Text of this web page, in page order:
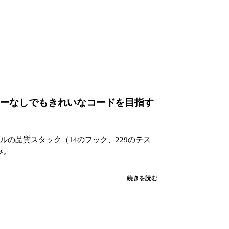
なしでもきれいなコードを目指す
の品質スタック（14のフック、229のテス
続きを読む